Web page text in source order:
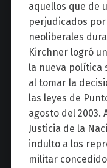
aquellos que de
perjudicados
neoliberales
Kirchner logró
la nueva política
al tomar la
las leyes de
agosto del 2003.
Justicia de la
indulto a los
militar